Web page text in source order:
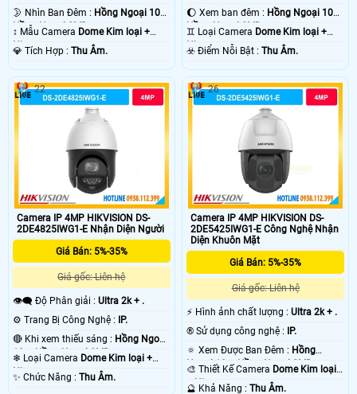
🌛 Nhìn Ban Đêm : Hồng Ngoại 10m
Hồng Ngoại SMD.
↕️ Mẫu Camera Dome Kim loại +
Nhựa.
️💎 Tích Hợp : Thu Âm.
🌔 Xem ban đêm : Hồng Ngoại 10m
Hồng Ngoại SMD.
♊ Loại Camera Dome Kim loại +
Nhựa.
️☣️ Điểm Nỗi Bật :Thu Âm.
Camera IP 4MP HIKVISION DS-
2DE4825IWG1-E Nhận Diện Người
Giá Bán: 5%-35%
Giá gốc: Liên hệ
👁️‍🗨 Độ Phân giải : Ultra 2k + .
⚙ Trang Bị Công Nghệ :
IP.
🔴 Khi xem thiếu sáng : Hồng Ngoại
10m Hồng Ngoại SMD.
❄ Loại Camera Dome Kim loại +
Nhựa.
️✨ Chức Năng : Thu Âm.
22
Camera IP 4MP HIKVISION DS-
2DE5425IWG1-E Công Nghệ Nhận
Diện Khuôn Mặt
Giá Bán: 5%-35%
Giá gốc: Liên hệ
️⚡ Hình ảnh chất lượng :Ultra 2k + .
®️ Sử dụng công nghệ :
IP.
🔅 Xem Được Ban Đêm : Hồng
Ngoại 10m Hồng Ngoại SMD.
🎨 Thiết Kế Camera Dome Kim loại
+ Nhựa.
️🔮 Khả Năng :Thu Âm.
26